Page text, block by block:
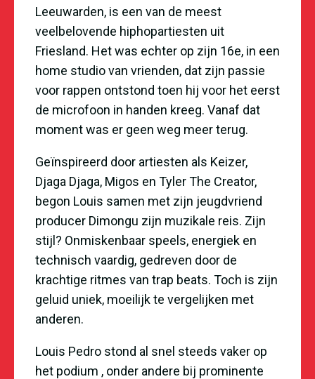
Leeuwarden, is een van de meest
veelbelovende hiphopartiesten uit
Friesland. Het was echter op zijn 16e, in een
home studio van vrienden, dat zijn passie
voor rappen ontstond toen hij voor het eerst
de microfoon in handen kreeg. Vanaf dat
moment was er geen weg meer terug.
Geïnspireerd door artiesten als Keizer,
Djaga Djaga, Migos en Tyler The Creator,
begon Louis samen met zijn jeugdvriend
producer Dimongu zijn muzikale reis. Zijn
stijl? Onmiskenbaar speels, energiek en
technisch vaardig, gedreven door de
krachtige ritmes van trap beats. Toch is zijn
geluid uniek, moeilijk te vergelijken met
anderen.
Louis Pedro stond al snel steeds vaker op
het podium , onder andere bij prominente